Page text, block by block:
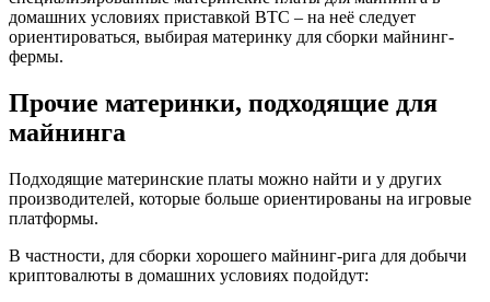
домашних условиях приставкой BTC – на неё следует
ориентироваться, выбирая материнку для сборки майнинг-
фермы.
Прочие материнки, подходящие для
майнинга
Подходящие материнские платы можно найти и у других
производителей, которые больше ориентированы на игровые
платформы.
В частности, для сборки хорошего майнинг-рига для добычи
криптовалюты в домашних условиях подойдут: